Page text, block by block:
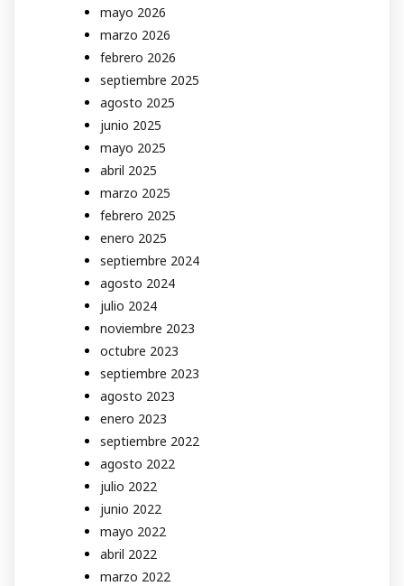
mayo 2026
marzo 2026
febrero 2026
septiembre 2025
agosto 2025
junio 2025
mayo 2025
abril 2025
marzo 2025
febrero 2025
enero 2025
septiembre 2024
agosto 2024
julio 2024
noviembre 2023
octubre 2023
septiembre 2023
agosto 2023
enero 2023
septiembre 2022
agosto 2022
julio 2022
junio 2022
mayo 2022
abril 2022
marzo 2022